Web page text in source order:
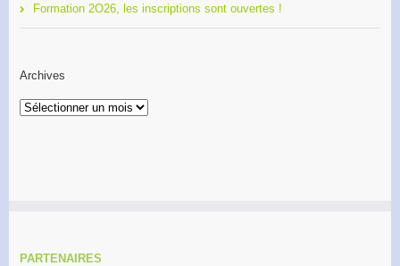
Formation 2O26, les inscriptions sont ouvertes !
Archives
Archives
PARTENAIRES